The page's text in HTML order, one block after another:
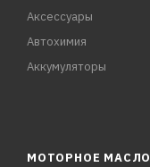
Аксессуары
Автохимия
Аккумуляторы
МОТОРНОЕ МАСЛО